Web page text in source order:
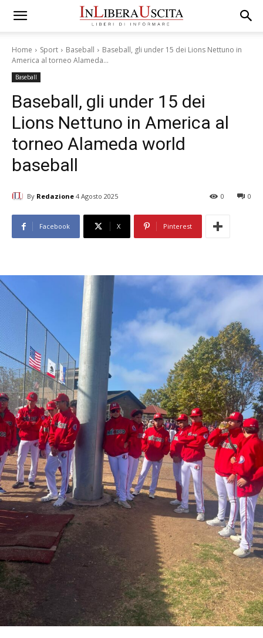
Home Sport Baseball
Baseball, gli under 15 dei Lions Nettuno in
America al torneo Alameda...
Baseball
Baseball, gli under 15 dei
Lions Nettuno in America al
torneo Alameda world
baseball
By Redazione 4 Agosto 2025 0
0
Facebook X Pinterest